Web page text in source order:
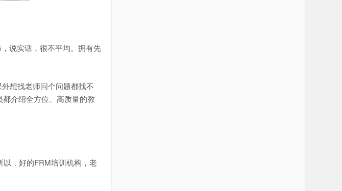
说实话，很不平均。拥有先
想找老师问个问题都找不
介绍全方位、高质量的教
，好的FRM培训机构，老